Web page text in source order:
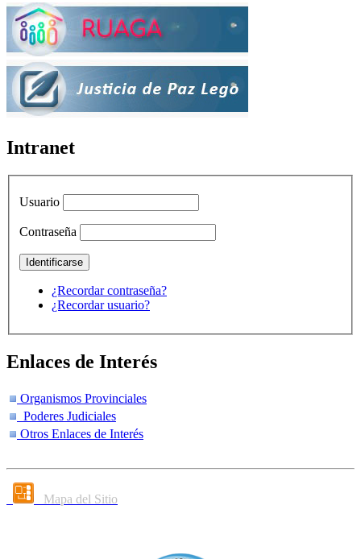
Intranet
Usuario
Contraseña
¿Recordar contraseña?
¿Recordar usuario?
Enlaces de Interés
Organismos Provinciales
Poderes Judiciales
Otros Enlaces de Interés
Mapa del Sitio